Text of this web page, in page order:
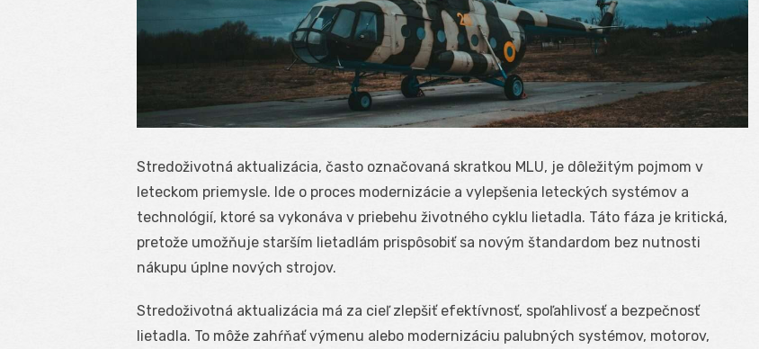
Stredoživotná aktualizácia, často označovaná skratkou MLU, je dôležitým pojmom v
leteckom priemysle. Ide o proces modernizácie a vylepšenia leteckých systémov a
technológií, ktoré sa vykonáva v priebehu životného cyklu lietadla. Táto fáza je kritická,
pretože umožňuje starším lietadlám prispôsobiť sa novým štandardom bez nutnosti
nákupu úplne nových strojov.
Stredoživotná aktualizácia má za cieľ zlepšiť efektívnosť, spoľahlivosť a bezpečnosť
lietadla. To môže zahŕňať výmenu alebo modernizáciu palubných systémov, motorov,